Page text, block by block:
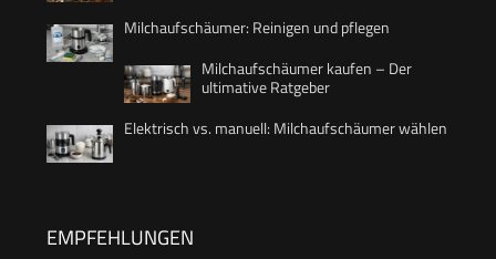
Milchaufschäumer: Reinigen und pflegen
Milchaufschäumer kaufen – Der
ultimative Ratgeber
Elektrisch vs. manuell: Milchaufschäumer wählen
EMPFEHLUNGEN